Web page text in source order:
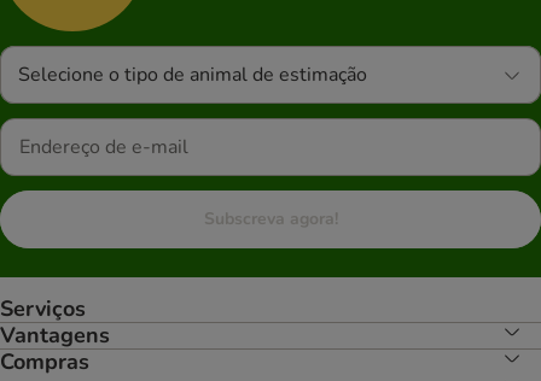
Selecione o tipo de animal de estimação
Subscreva agora!
Serviços
Vantagens
Compras